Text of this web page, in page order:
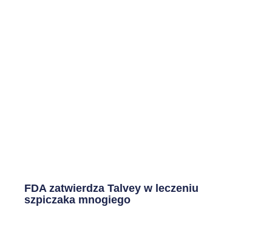
FDA zatwierdza Talvey w leczeniu
szpiczaka mnogiego